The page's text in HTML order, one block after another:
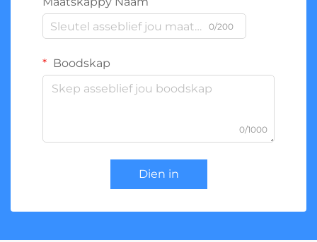
0/200
Boodskap
0/1000
Dien in